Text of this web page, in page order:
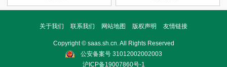
关于我们 联系我们 网站地图 版权声明 友情链接
Copyright © saas.sh.cn. All Rights Reserved
公安备案号 31012002002003
沪ICP备19007860号-1